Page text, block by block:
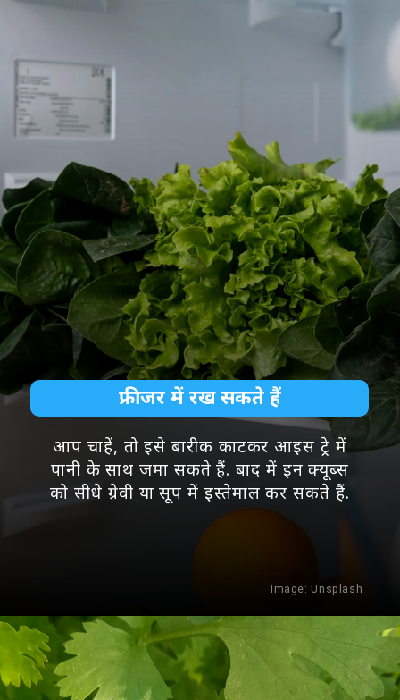
फ्रीजर में रख सकते हैं
आप चाहें, तो इसे बारीक काटकर आइस ट्रे में
पानी के साथ जमा सकते हैं. बाद में इन क्यूब्स
को सीधे ग्रेवी या सूप में इस्तेमाल कर सकते हैं.
Image: Unsplash